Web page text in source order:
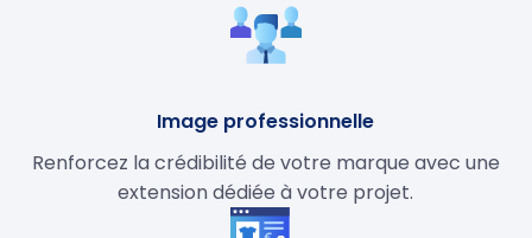
Image professionnelle
Renforcez la crédibilité de votre marque avec une
extension dédiée à votre projet.